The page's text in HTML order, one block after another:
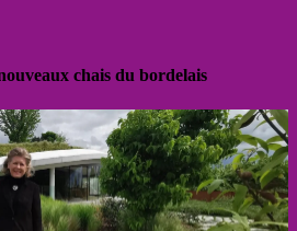
chais du bordelais